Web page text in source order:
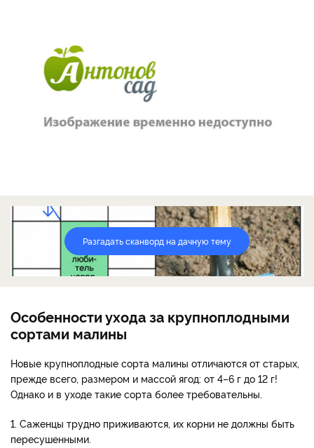
Разгадать сканворд на дачную тему
Особенности ухода за крупноплодными
сортами малины
Новые крупноплодные сорта малины отличаются от старых,
прежде всего, размером и массой ягод: от 4–6 г до 12 г!
Однако и в уходе такие сорта более требовательны.
1. Саженцы трудно приживаются, их корни не должны быть
пересушенными.